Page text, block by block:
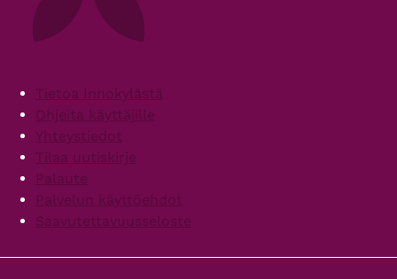
FooterTietoa Innokylästä
Ohjeita käyttäjille
Yhteystiedot
Tilaa uutiskirje
Palaute
Palvelun käyttöehdot
Saavutettavuusseloste